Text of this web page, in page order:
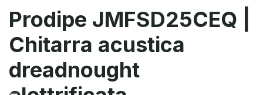
Prodipe JMFSD25CEQ |
Chitarra acustica
dreadnought